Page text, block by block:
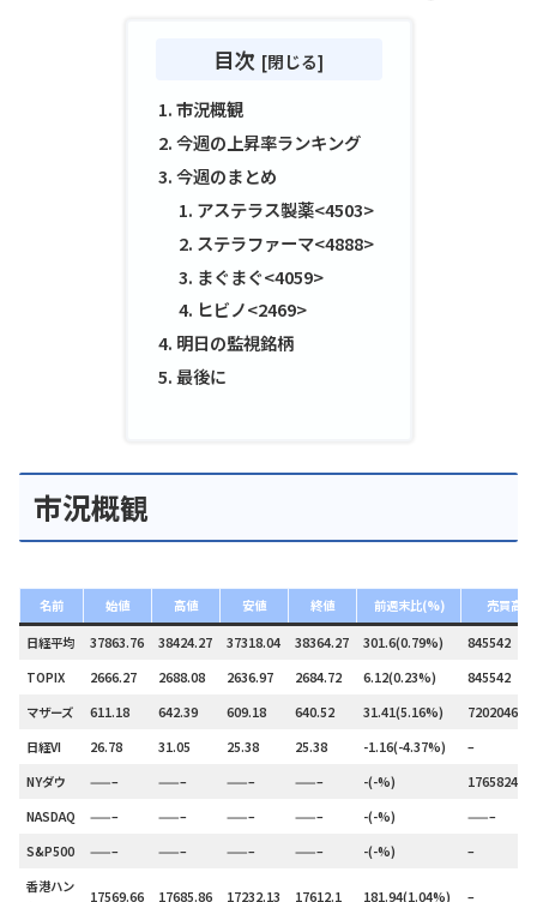
目次
市況概観
今週の上昇率ランキング
今週のまとめ
アステラス製薬<4503>
ステラファーマ<4888>
まぐまぐ<4059>
ヒビノ<2469>
明日の監視銘柄
最後に
市況概観
名前 始値 高値 安値 終値 前週末比(%) 売買高
日経平均 37863.76 38424.27 37318.04 38364.27 301.6(0.79%)
845542
TOPIX
2666.27 2688.08 2636.97 2684.72 6.12(0.23%)
845542
マザーズ
611.18 642.39 609.18 640.52 31.41(5.16%)
720204600
日経VI
26.78 31.05 25.38 25.38 -1.16(-4.37%)
–
NYダウ
——– ——– ——– ——– -(-%)
NASDAQ
——– ——– ——– ——– -(-%)
——–
S&P500
——– ——– ——– ——– -(-%)
–
香港ハン
17569.66 17685.86 17232.13 17612.1 181.94(1.04%) –